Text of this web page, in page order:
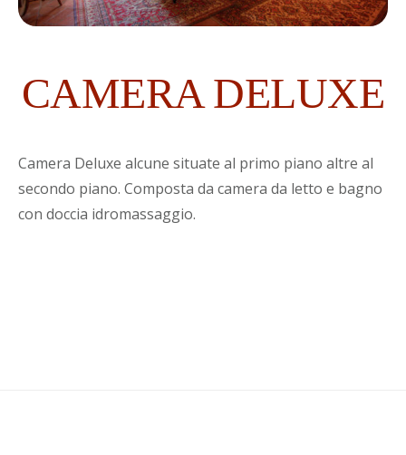
CAMERA DELUXE
Camera Deluxe alcune situate al primo piano altre al
secondo piano. Composta da camera da letto e bagno
con doccia idromassaggio.